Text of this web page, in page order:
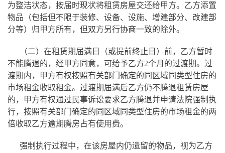
为整洁状态，按届时现状将租赁房屋交还给甲方。 乙方添置
物品（包括但不限于装修、设备、设施、增建部分、改建部
分等）归甲方所有，但双方另行协商一致的除外。
（二） 在租赁期届满日（或提前终止日）前，乙方暂时
不能腾退的，经甲方同意，可给予乙方2个月的过渡期。过
渡期内，甲方有权按照有关部门确定的同区域同类型住房的
市场租金收取租金。过渡期届满后乙方仍不腾退租赁房屋
的，
甲方有权通过民事诉讼要求乙方腾退并申请法院强制执
行， 按照有关部门确定的同区域同类型住房的市场租金的两
倍收取乙方逾期腾房占有使用费。
强制执行过程中，在该房屋内仍遗留的物品，视为乙方